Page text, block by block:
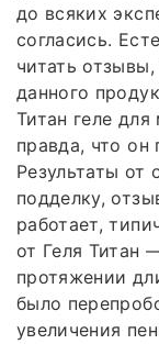
до всяких
согласись.
читать
данного
Титан геле
правда, что он
Результаты от
подделку,
работает,
от Геля Титан
протяжении
было
увеличения